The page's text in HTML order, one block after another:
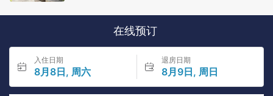
在线预订
入住日期
8月8日, 周六
退房日期
8月9日, 周日